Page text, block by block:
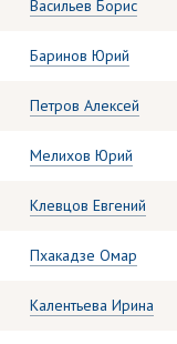
Васильев Борис
Баринов Юрий
Петров Алексей
Мелихов Юрий
Клевцов Евгений
Пхакадзе Омар
Калентьева Ирина